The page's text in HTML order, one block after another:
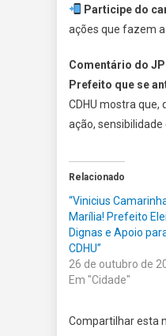
Participe do
ações que fazem
Comentário do
Prefeito que se
CDHU mostra
ação, sensibilidade
Relacionado
“Vinicius
Marília! Prefeito
Dignas e Apoio
CDHU”
26 de outubro de
Em "Cidade"
Compartilhar esta